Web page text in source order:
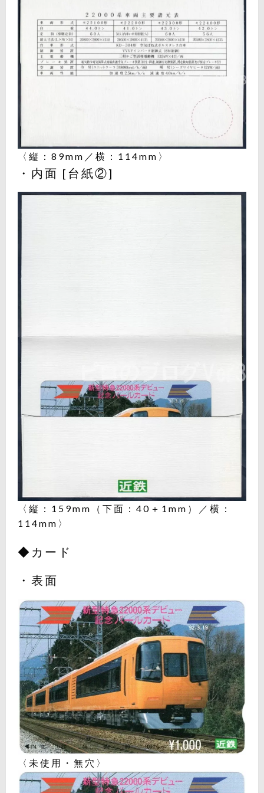
〈縦：89mm／横：114mm〉
・内面 [台紙②]
〈縦：159mm（下面：40＋1mm）／横：
114mm〉
◆カード
・表面
〈未使用・無穴〉